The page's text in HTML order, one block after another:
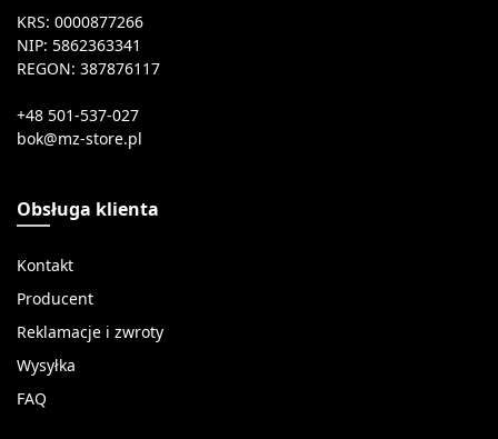
KRS: 0000877266
NIP: 5862363341
REGON: 387876117
+48 501-537-027
Obsługa klienta
Kontakt
Producent
Reklamacje i zwroty
Wysyłka
FAQ